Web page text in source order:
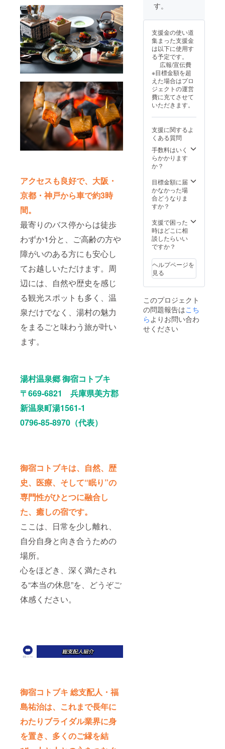
アクセスも良好で、大阪・
京都・神戸から車で約3時
間。
最寄りのバス停からは徒歩
わずか1分と、ご高齢の方や
障がいのある方にも安心し
てお越しいただけます。周
辺には、自然や歴史を感じ
る観光スポットも多く、温
泉だけでなく、湯村の魅力
をまるごと味わう旅が叶い
ます。
湯村温泉郷 御宿コトブキ
〒669-6821 兵庫県美方郡
新温泉町湯1561-1
0796-85-8970（代表）
御宿コトブキは、自然、歴
史、医療、そして“眠り”の
専門性がひとつに融合し
た、癒しの宿です。
ここは、日常を少し離れ、
自分自身と向き合うための
場所。
心をほどき、深く満たされ
る“本当の休息”を、どうぞご
体感ください。
御宿コトブキ 総支配人・福
島祐治は、これまで長年に
わたりブライダル業界に身
を置き、多くのご縁を結
10時）
屋の概
要・和
室/洋室
・ベッ
ドの
数：2台
・食事
のサー
ビスプ
ラン：
朝食付
付き ・
1支援に
対する
宿泊可
能人
援につ
き2名様
まで宿
泊可能
メール
にて調
整させ
ていた
す。 ※
プレミ
アパス
のの有
は2025
年8月か
ら2026
年7月末
までの1
す。
支援金の使い道
集まった支援金
は以下に使用す
る予定です。
広報/宣伝費
※目標金額を超
えた場合はプロ
ジェクトの運営
費に充てさせて
いただきます。
支援に関するよ
くある質問
手数料はいく
らかかります
か？
目標金額に届
かなかった場
合どうなりま
すか？
支援で困った
時はどこに相
談したらいい
ですか？
ヘルプページを
見る
このプロジェクト
の問題報告はこち
らよりお問い合わ
せください